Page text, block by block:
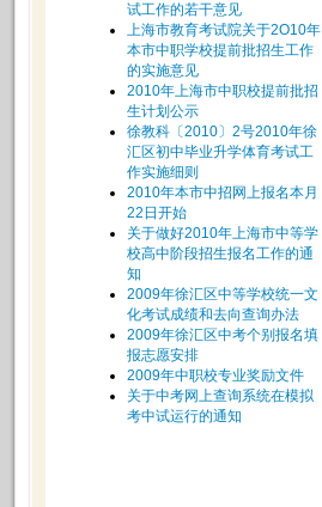
试工作的若干意见
上海市教育考试院关于2O10年
本市中职学校提前批招生工作
的实施意见
2010年上海市中职校提前批招
生计划公示
徐教科〔2010〕2号2010年徐
汇区初中毕业升学体育考试工
作实施细则
2010年本市中招网上报名本月
22日开始
关于做好2010年上海市中等学
校高中阶段招生报名工作的通
知
2009年徐汇区中等学校统一文
化考试成绩和去向查询办法
2009年徐汇区中考个别报名填
报志愿安排
2009年中职校专业奖励文件
关于中考网上查询系统在模拟
考中试运行的通知